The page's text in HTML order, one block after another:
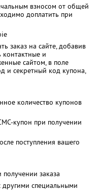
взносом от общей
доплатить при
заказ на сайте, добавив
и
сайтом, в поле
и секретный код купона,
количество купонов
купон при получении
поступления вашего
заказа
другими специальными